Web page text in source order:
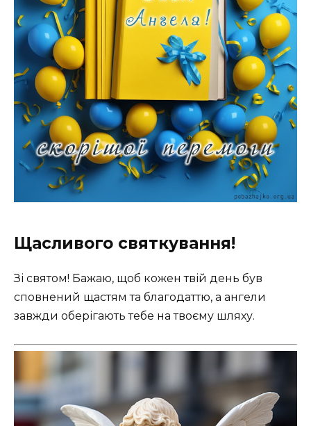
Щасливого святкування!
Зі святом! Бажаю, щоб кожен твій день був
сповнений щастям та благодаттю, а ангели
завжди оберігають тебе на твоєму шляху.